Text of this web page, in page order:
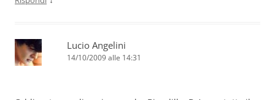
Lucio Angelini
14/10/2009 alle 14:31